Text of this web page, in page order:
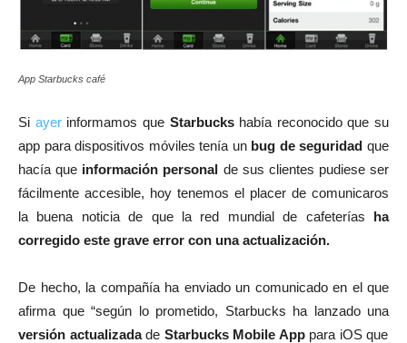
App Starbucks café
Si ayerinformamos queStarbuckshabía reconocido que su
app para dispositivos móviles tenía un bug de seguridad que
hacía que información personal de sus clientes pudiese ser
fácilmente accesible, hoy tenemos el placer de comunicaros
la buena noticia de que la red mundial de cafeterías ha
corregido este grave error con una actualización.
De hecho, la compañía ha enviado un comunicado en el que
afirma que “según lo prometido, Starbucks ha lanzado una
versión actualizadade Starbucks Mobile Apppara iOS que